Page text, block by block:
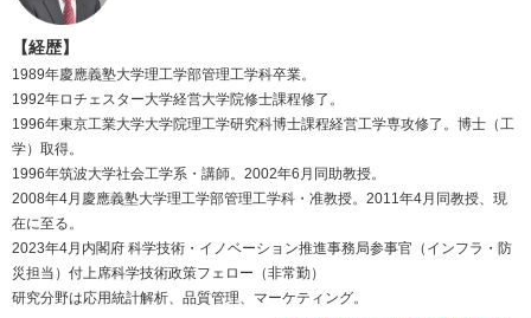
【経歴】
1989年慶應義塾大学理工学部管理工学科卒業。
1992年ロチェスター大学経営大学院修士課程修了。
1996年東京工業大学大学院理工学研究科博士課程経営工学専攻修了。博士（工
学）取得。
1996年筑波大学社会工学系・講師。2002年6月同助教授。
2008年4月慶應義塾大学理工学部管理工学科・准教授。2011年4月同教授、現
在に至る。
2023年4月内閣府 科学技術・イノベーション推進事務局参事官（インフラ・防
災担当）付上席科学技術政策フェロー（非常勤）
研究分野は応用統計解析、品質管理、マーケティング。